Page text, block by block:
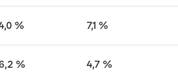
% 7,1 %
% 4,7 %